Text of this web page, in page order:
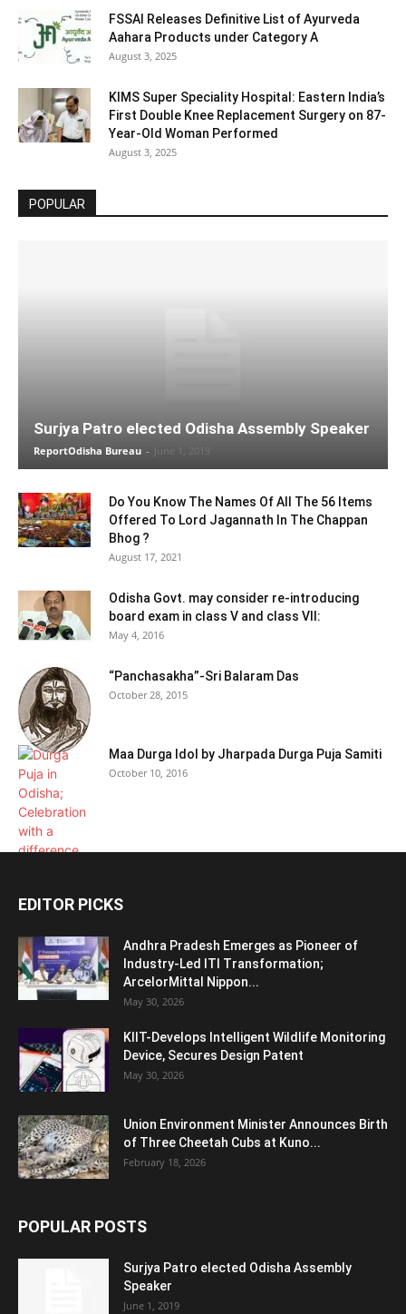
FSSAI Releases Definitive List of Ayurveda
Aahara Products under Category A
August 3, 2025
KIMS Super Speciality Hospital: Eastern India’s
First Double Knee Replacement Surgery on 87-
Year-Old Woman Performed
August 3, 2025
POPULAR
Surjya Patro elected Odisha Assembly Speaker
ReportOdisha Bureau - June 1, 2019
Do You Know The Names Of All The 56 Items
Offered To Lord Jagannath In The Chappan
Bhog ?
August 17, 2021
Odisha Govt. may consider re-introducing
board exam in class V and class VII:
May 4, 2016
“Panchasakha”-Sri Balaram Das
October 28, 2015
Maa Durga Idol by Jharpada Durga Puja Samiti
October 10, 2016
EDITOR PICKS
Andhra Pradesh Emerges as Pioneer of
Industry-Led ITI Transformation;
ArcelorMittal Nippon...
May 30, 2026
KIIT-Develops Intelligent Wildlife Monitoring
Device, Secures Design Patent
May 30, 2026
Union Environment Minister Announces Birth
of Three Cheetah Cubs at Kuno...
February 18, 2026
POPULAR POSTS
Surjya Patro elected Odisha Assembly
Speaker
June 1, 2019